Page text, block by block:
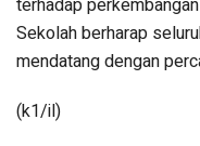
terhadap
Sekolah berharap
mendatang dengan
(k1/il)